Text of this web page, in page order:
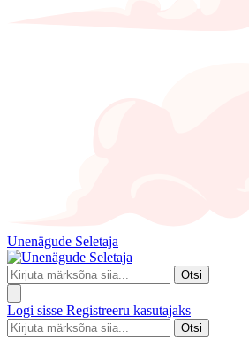
Unenägude Seletaja
Otsi
Logi sisse Registreeru kasutajaks
Otsi